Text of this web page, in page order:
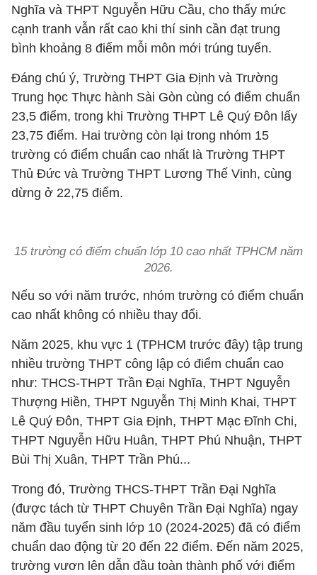
Nghĩa và THPT Nguyễn Hữu Cầu, cho thấy mức
cạnh tranh vẫn rất cao khi thí sinh cần đạt trung
bình khoảng 8 điểm mỗi môn mới trúng tuyển.
Đáng chú ý, Trường THPT Gia Định và Trường
Trung học Thực hành Sài Gòn cùng có điểm chuẩn
23,5 điểm, trong khi Trường THPT Lê Quý Đôn lấy
23,75 điểm. Hai trường còn lại trong nhóm 15
trường có điểm chuẩn cao nhất là Trường THPT
Thủ Đức và Trường THPT Lương Thế Vinh, cùng
dừng ở 22,75 điểm.
15 trường có điểm chuẩn lớp 10 cao nhất TPHCM năm
2026.
Nếu so với năm trước, nhóm trường có điểm chuẩn
cao nhất không có nhiều thay đổi.
Năm 2025, khu vực 1 (TPHCM trước đây) tập trung
nhiều trường THPT công lập có điểm chuẩn cao
như: THCS-THPT Trần Đại Nghĩa, THPT Nguyễn
Thượng Hiền, THPT Nguyễn Thị Minh Khai, THPT
Lê Quý Đôn, THPT Gia Định, THPT Mạc Đĩnh Chi,
THPT Nguyễn Hữu Huân, THPT Phú Nhuận, THPT
Bùi Thị Xuân, THPT Trần Phú...
Trong đó, Trường THCS-THPT Trần Đại Nghĩa
(được tách từ THPT Chuyên Trần Đại Nghĩa) ngay
năm đầu tuyển sinh lớp 10 (2024-2025) đã có điểm
chuẩn dao động từ 20 đến 22 điểm. Đến năm 2025,
trường vươn lên dẫn đầu toàn thành phố với điểm